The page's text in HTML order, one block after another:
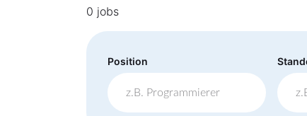
0 jobs
Position